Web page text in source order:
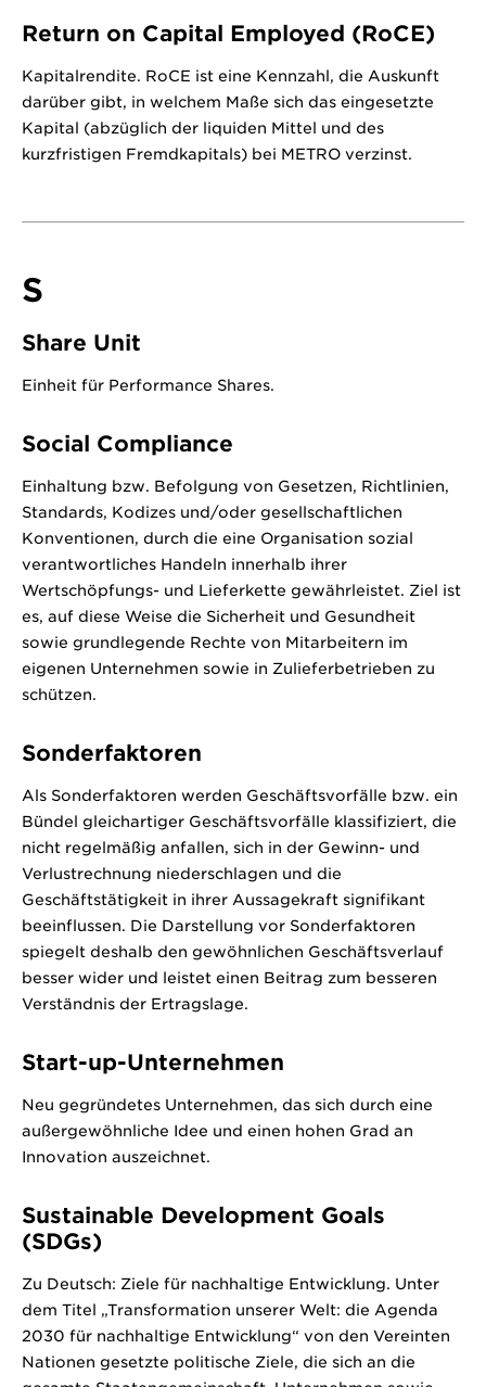
Return on Capital Employed (RoCE)
Kapitalrendite. RoCE ist eine Kennzahl, die Auskunft
darüber gibt, in welchem Maße sich das eingesetzte
Kapital (abzüglich der liquiden Mittel und des
kurzfristigen Fremdkapitals) bei METRO verzinst.
S
Share Unit
Einheit für Performance Shares.
Social Compliance
Einhaltung bzw. Befolgung von Gesetzen, Richtlinien,
Standards, Kodizes und/oder gesellschaftlichen
Konventionen, durch die eine Organisation sozial
verantwortliches Handeln innerhalb ihrer
Wertschöpfungs- und Lieferkette gewährleistet. Ziel ist
es, auf diese Weise die Sicherheit und Gesundheit
sowie grundlegende Rechte von Mitarbeitern im
eigenen Unternehmen sowie in Zulieferbetrieben zu
schützen.
Sonderfaktoren
Als Sonderfaktoren werden Geschäftsvorfälle bzw. ein
Bündel gleichartiger Geschäftsvorfälle klassifiziert, die
nicht regelmäßig anfallen, sich in der Gewinn- und
Verlustrechnung niederschlagen und die
Geschäftstätigkeit in ihrer Aussagekraft signifikant
beeinflussen. Die Darstellung vor Sonderfaktoren
spiegelt deshalb den gewöhnlichen Geschäftsverlauf
besser wider und leistet einen Beitrag zum besseren
Verständnis der Ertragslage.
Start-up-Unternehmen
Neu gegründetes Unternehmen, das sich durch eine
außergewöhnliche Idee und einen hohen Grad an
Innovation auszeichnet.
Sustainable Development Goals
(SDGs)
Zu Deutsch: Ziele für nachhaltige Entwicklung. Unter
dem Titel „Transformation unserer Welt: die Agenda
2030 für nachhaltige Entwicklung“ von den Vereinten
Nationen gesetzte politische Ziele, die sich an die